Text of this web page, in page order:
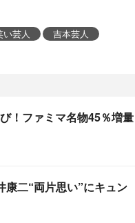
い芸人
吉本芸人
！ファミマ名物45％増量
康二“両片思い”にキュン